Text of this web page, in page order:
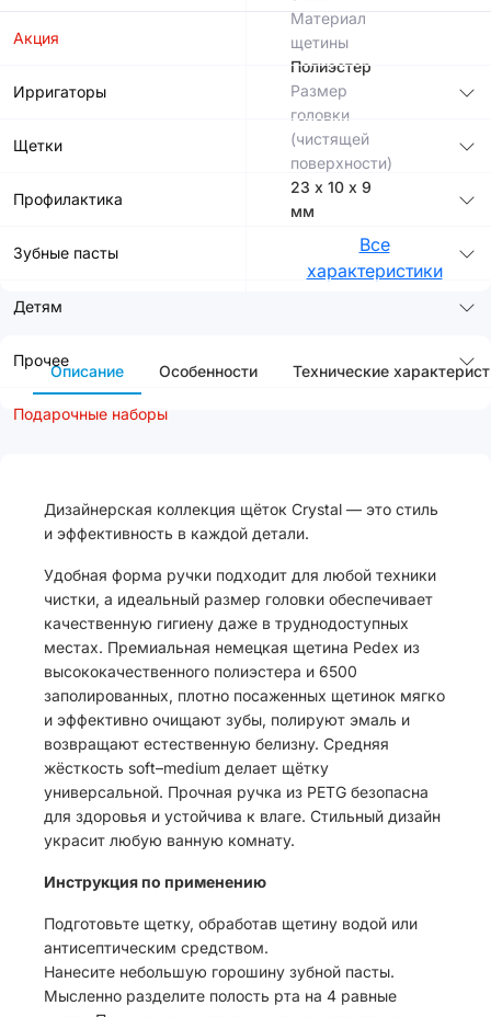
Акция
Ирригаторы
Щетки
Профилактика
Зубные пасты
Детям
Прочее
Подарочные наборы
Материал
щетины
Полиэстер
Размер
головки
(чистящей
поверхности)
23 х 10 х 9
мм
Все
характеристики
Описание Особенности Технические
Дизайнерская коллекция щёток Crystal — это стиль
и эффективность в каждой детали.
Удобная форма ручки подходит для любой техники
чистки, а идеальный размер головки обеспечивает
качественную гигиену даже в труднодоступных
местах. Премиальная немецкая щетина Pedex из
высококачественного полиэстера и 6500
заполированных, плотно посаженных щетинок мягко
и эффективно очищают зубы, полируют эмаль и
возвращают естественную белизну. Средняя
жёсткость soft–medium делает щётку
универсальной. Прочная ручка из PETG безопасна
для здоровья и устойчива к влаге. Стильный дизайн
украсит любую ванную комнату.
Инструкция по применению
Подготовьте щетку, обработав щетину водой или
антисептическим средством.
Нанесите небольшую горошину зубной пасты.
Мысленно разделите полость рта на 4 равные